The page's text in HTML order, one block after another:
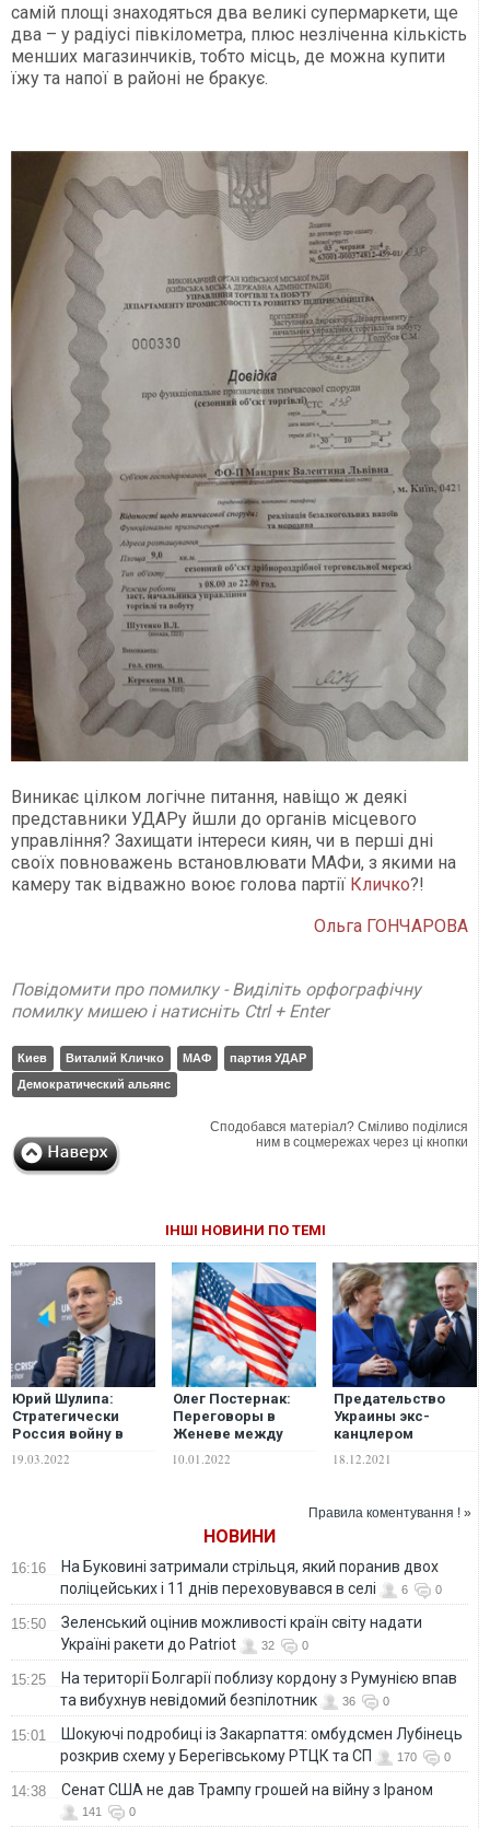
самій площі знаходяться два великі супермаркети, ще
два – у радіусі півкілометра, плюс незліченна кількість
менших магазинчиків, тобто місць, де можна купити
їжу та напої в районі не бракує.
Виникає цілком логічне питання, навіщо ж деякі
представники УДАРу йшли до органів місцевого
управління? Захищати інтереси киян, чи в перші дні
своїх повноважень встановлювати МАФи, з якими на
камеру так відважно воює голова партії Кличко?!
Ольга ГОНЧАРОВА
Повідомити про помилку - Виділіть орфографічну
помилку мишею і натисніть Ctrl + Enter
Киев Виталий Кличко МАФ
партия УДАР
Демократический альянс
Сподобався матеріал? Сміливо поділися
ним в соцмережах через ці кнопки
ІНШІ НОВИНИ ПО ТЕМІ
Юрий Шулипа:
Стратегически
Россия войну в
Украине уже
проиграла
19.03.2022
Олег Постернак:
Переговоры в
Женеве между
США и РФ будут
провальными. Что
10.01.2022
Предательство
Украины экс-
канцлером
Меркель
становится
Шольца – Die Welt
18.12.2021
Правила коментування ! »
НОВИНИ
16:16
На Буковині затримали стрільця, який поранив двох
поліцейських і 11 днів переховувався в селі
6 0
15:50
Зеленський оцінив можливості країн світу надати
Україні ракети до Patriot
32 0
15:25
На території Болгарії поблизу кордону з Румунією впав
та вибухнув невідомий безпілотник
36 0
15:01
Шокуючі подробиці із Закарпаття: омбудсмен Лубінець
розкрив схему у Берегівському РТЦК та СП
170 0
14:38 Сенат США не дав Трампу грошей на війну з Іраном
141 0